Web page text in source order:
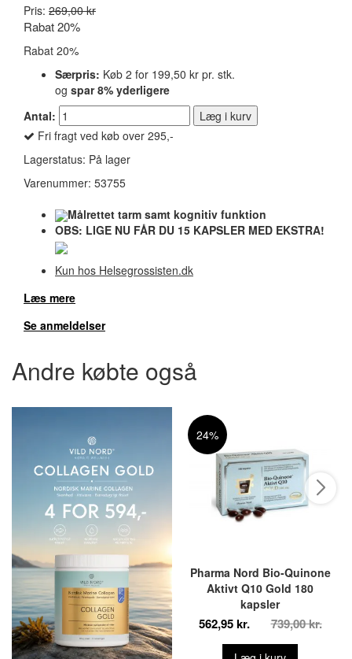
Pris: 269,00 kr
Rabat 20%
Rabat 20%
Særpris: Køb 2 for 199,50 kr pr. stk.
og spar8% yderligere
Antal:
Læg i kurv
Fri fragt ved køb over 295,-
Lagerstatus: På lager
Varenummer: 53755
Målrettet tarm samt kognitiv funktion
OBS: LIGE NU FÅR DU 15 KAPSLER MED EKSTRA!
Kun hos Helsegrossisten.dk
Læs mere
Se anmeldelser
Andre købte også
24%
Pharma Nord Bio-Quinone
Aktivt Q10 Gold 180
kapsler
562,95 kr. 739,00 kr.